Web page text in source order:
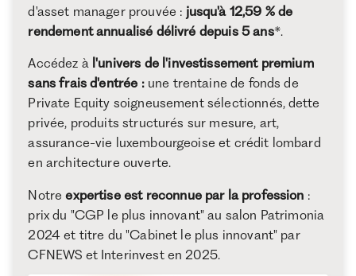
d'asset manager prouvée : jusqu'à 12,59 % de
rendement annualisé délivré depuis 5 ans*.
Accédez à l'univers de l'investissement premium
sans frais d'entrée :une trentaine de fonds de
Private Equity soigneusement sélectionnés, dette
privée, produits structurés sur mesure, art,
assurance-vie luxembourgeoise et crédit lombard
en architecture ouverte.
Notreexpertise est reconnue par la profession :
prix du "CGP le plus innovant" au salon Patrimonia
2024 et titre du "Cabinet le plus innovant" par
CFNEWS et Interinvest en 2025.